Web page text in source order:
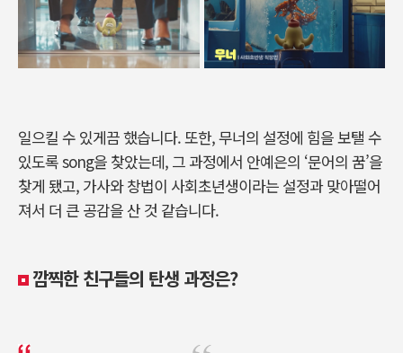
일으킬 수 있게끔했습니다.또한,무너의 설정에 힘을보탤 수
있도록song을 찾았는데, 그 과정에서 안예은의 ‘문어의 꿈’을
찾게 됐고, 가사와 창법이 사회초년생이라는 설정과 맞아떨어
져서 더 큰 공감을산 것 같습니다.
깜찍한 친구들의 탄생 과정은?